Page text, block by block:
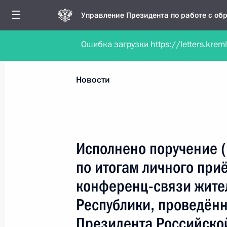
Управление Президента по работе с
Обратиться в форме электронного
Все новости
Все руководители, регионы, города и темы
Новости
Исполнено
по итогам личного
конференц-связи
Республики,
Ошибка загрузки https://